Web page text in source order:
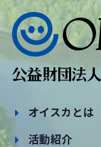
オイスカとは
活動紹介